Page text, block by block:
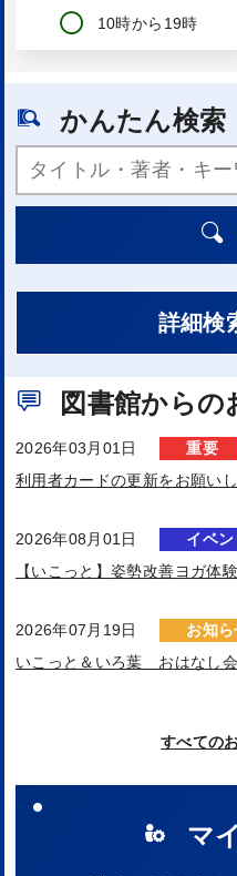
10時から19時
かんたん検索
詳細検
図書館からの
2026年03月01日
重要
利用者カードの更新をお願い
2026年08月01日
イベン
【いこっと】姿勢改善ヨガ体
2026年07月19日
お知ら
いこっと＆いろ葉 おはなし
令和８年度 図書館雑誌スポ
2026年07月01日
【いこっと・いろ葉】夏休み
すべての
マ